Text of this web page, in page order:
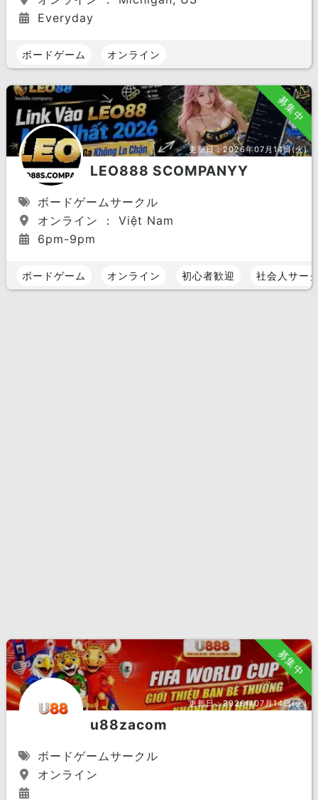
Everyday
ボードゲーム オンライン
募集中
更新日：2026年07月14日(火)
LEO888 SCOMPANYY
ボードゲームサークル
オンライン ： Việt Nam
6pm-9pm
ボードゲーム オンライン 初心者歓迎 社会人サー
募集中
更新日：2026年07月14日(火)
u88zacom
ボードゲームサークル
オンライン